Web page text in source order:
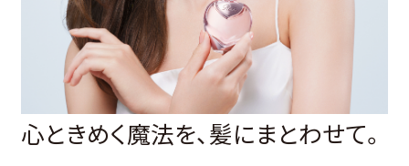
心ときめく魔法を、髪にまとわせて。